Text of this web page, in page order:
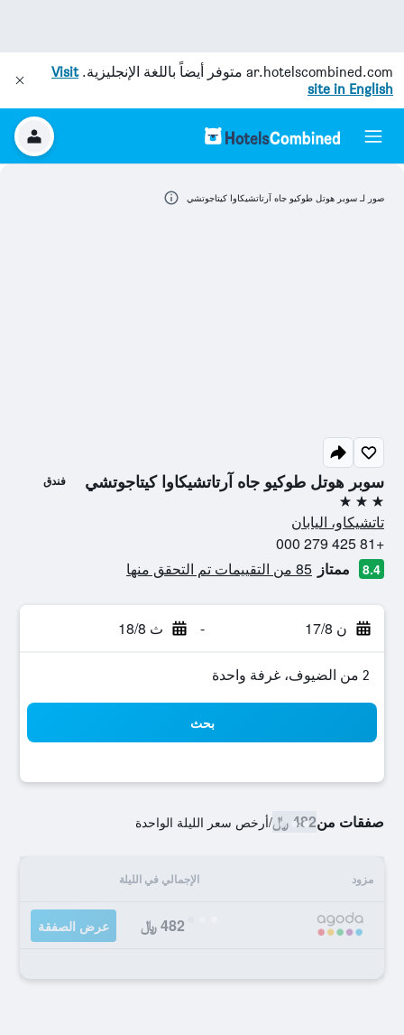
ar.hotelscombined.com متوفر أيضاً باللغة الإنجليزية.Visit
site in English
سوبر هوتل طوكيو جاه آرتاتشيكاوا كيتاجوتشي فندق
3 نجوم
تاتشيكاو، اليابان
+81 425 279 000
8.4 ممتاز 85 من التقييمات تم التحقق منها
ن 17/8 - ث 18/8
2 من الضيوف، غرفة واحدة
بحث
صفقات من482 ﷼ /أرخص سعر الليلة الواحدة
مزود الإجمالي في الليلة
482 ﷼ عرض الصفقة
صور لـ سوبر هوتل طوكيو جاه آرتاتشيكاوا كيتاجوتشي